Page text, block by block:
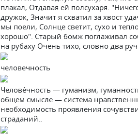
плакал, Отдавая ей полсухаря.
дружок, Значит я схватил за хвост
мы поели, Солнце светит, сухо и
хорошо". Старый бомж поглаживал
на рубаху Очень тихо, словно два
человечность
Челове́чность — гуманизм,
общем смысле — система
необходимость проявления
страданий..